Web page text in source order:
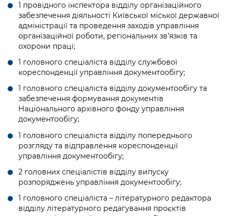
1 провідного інспектора відділу організаційного
забезпечення діяльності Київської міської державної
адміністрації та проведення заходів управління
організаційної роботи, регіональних зв’язків та
охорони праці;
1 головного спеціаліста відділу службової
кореспонденції управління документообігу;
1 головного спеціаліста відділу документообігу та
забезпечення формування документів
Національного архівного фонду управління
документообігу;
1 головного спеціаліста відділу попереднього
розгляду та відправлення кореспонденції
управління документообігу;
2 головних спеціалістів відділу випуску
розпоряджень управління документообігу;
1 головного спеціаліста – літературного редактора
відділу літературного редагування проєктів